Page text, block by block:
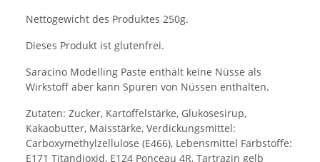
Nettogewicht des Produktes 250g.
Dieses Produkt ist glutenfrei.
Saracino Modelling Paste enthält keine Nüsse als
Wirkstoff aber kann Spuren von Nüssen enthalten.
Zutaten: Zucker, Kartoffelstärke, Glukosesirup,
Kakaobutter, Maisstärke, Verdickungsmittel:
Carboxymethylzellulose (E466), Lebensmittel Farbstoffe:
E171 Titandioxid, E124 Ponceau 4R, Tartrazin gelb